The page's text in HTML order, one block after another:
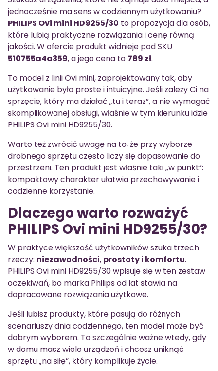
jednocześnie ma sens w codziennym użytkowaniu?
PHILIPS Ovi mini HD9255/30 to propozycja dla osób,
które lubią praktyczne rozwiązania i cenę równą
jakości. W ofercie produkt widnieje pod SKU
510755a4a359, a jego cena to 789 zł.
To model z linii Ovi mini, zaprojektowany tak, aby
użytkowanie było proste i intuicyjne. Jeśli zależy Ci na
sprzęcie, który ma działać „tu i teraz”, a nie wymagać
skomplikowanej obsługi, właśnie w tym kierunku idzie
PHILIPS Ovi mini HD9255/30.
Warto też zwrócić uwagę na to, że przy wyborze
drobnego sprzętu często liczy się dopasowanie do
przestrzeni. Ten produkt jest właśnie taki „w punkt”:
kompaktowy charakter ułatwia przechowywanie i
codzienne korzystanie.
Dlaczego warto rozważyć
PHILIPS Ovi mini HD9255/30?
W praktyce większość użytkowników szuka trzech
rzeczy: niezawodności, prostotyi komfortu.
PHILIPS Ovi mini HD9255/30 wpisuje się w ten zestaw
oczekiwań, bo marka Philips od lat stawia na
dopracowane rozwiązania użytkowe.
Jeśli lubisz produkty, które pasują do różnych
scenariuszy dnia codziennego, ten model może być
dobrym wyborem. To szczególnie ważne wtedy, gdy
w domu masz wiele urządzeń i chcesz uniknąć
sprzętu „na siłę”, który komplikuje życie.